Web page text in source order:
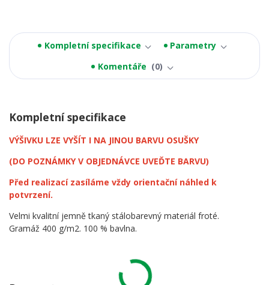
Kompletní specifikace
Parametry
Komentáře
0
Kompletní specifikace
VÝŠIVKU LZE VYŠÍT I NA JINOU BARVU OSUŠKY
(DO POZNÁMKY V OBJEDNÁVCE UVEĎTE BARVU)
Před realizací zasíláme vždy orientační náhled k
potvrzení.
Velmi kvalitní jemně tkaný stálobarevný materiál froté.
Gramáž 400 g/m2. 100 % bavlna.